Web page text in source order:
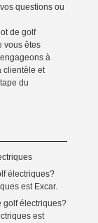
questions ou
de golf
vous êtes
à
clientèle et
du
électriques?
est Excar.
golf électriques?
est